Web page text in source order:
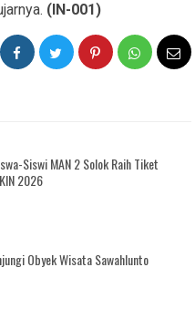
(IN-001)
Siswi MAN 2 Solok Raih Tiket
2026
Obyek Wisata Sawahlunto